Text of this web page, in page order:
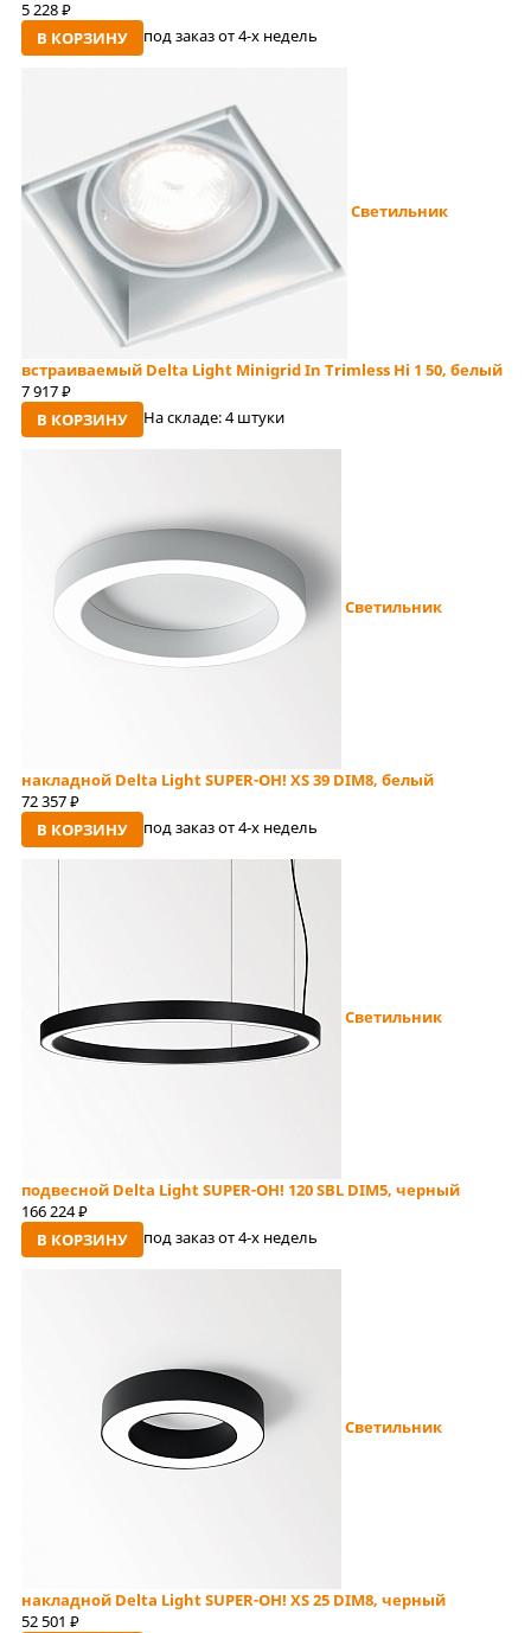
5 228 руб
В КОРЗИНУ под заказ от 4-x недель
Светильник
встраиваемый Delta Light Minigrid In Trimless Hi 1 50, белый
7 917 руб
В КОРЗИНУ На складе:4 штуки
Светильник
накладной Delta Light SUPER-OH! XS 39 DIM8, белый
72 357 руб
В КОРЗИНУ под заказ от 4-x недель
Светильник
подвесной Delta Light SUPER-OH! 120 SBL DIM5, черный
166 224 руб
В КОРЗИНУ под заказ от 4-x недель
Светильник
накладной Delta Light SUPER-OH! XS 25 DIM8, черный
52 501 руб